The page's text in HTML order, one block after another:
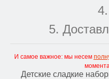
5.
И самое важное: мы несем
Детские сладкие